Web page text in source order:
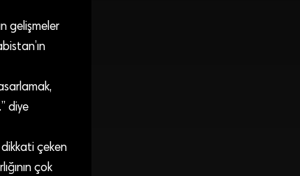
gelişmeler
diye
dikkati çeken
çok